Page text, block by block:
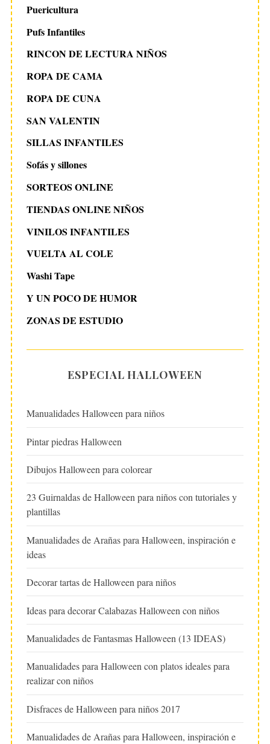
Puericultura
Pufs Infantiles
RINCON DE LECTURA NIÑOS
ROPA DE CAMA
ROPA DE CUNA
SAN VALENTIN
SILLAS INFANTILES
Sofás y sillones
SORTEOS ONLINE
TIENDAS ONLINE NIÑOS
VINILOS INFANTILES
VUELTA AL COLE
Washi Tape
Y UN POCO DE HUMOR
ZONAS DE ESTUDIO
ESPECIAL HALLOWEEN
Manualidades Halloween para niños
Pintar piedras Halloween
Dibujos Halloween para colorear
23 Guirnaldas de Halloween para niños con tutoriales y
plantillas
Manualidades de Arañas para Halloween, inspiración e
ideas
Decorar tartas de Halloween para niños
Ideas para decorar Calabazas Halloween con niños
Manualidades de Fantasmas Halloween (13 IDEAS)
Manualidades para Halloween con platos ideales para
realizar con niños
Disfraces de Halloween para niños 2017
Manualidades de Arañas para Halloween, inspiración e